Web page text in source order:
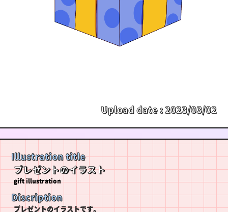
Illustration title
プレゼントのイラスト
gift illustration
Discription
プレゼントのイラストです。
Upload date : 2023/03/02